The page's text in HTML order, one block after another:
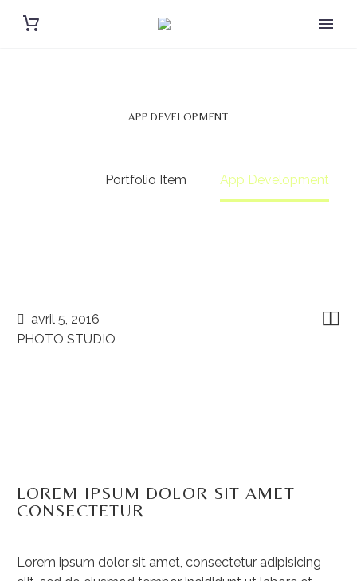
APP DEVELOPMENT
Portfolio Item App Development

avril 5, 2016
PHOTO STUDIO
LOREM IPSUM DOLOR SIT AMET
CONSECTETUR
Lorem ipsum dolor sit amet, consectetur adipisicing